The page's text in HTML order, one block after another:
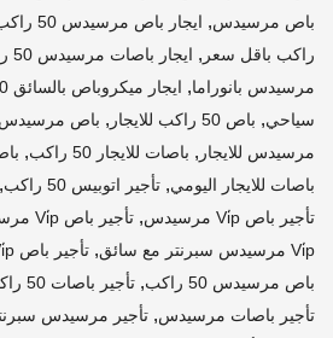
باص مرسيدس, ايجار باص مرسيدس 50 راكب
راكب باقل سعر , ايجار باصات مرسيدس 50 راكب
مرسيدس بانوراما, ايجار ميكروباص بالسائق 2020
سياحي, باص 50 راكب للايجار , باص مرسيدس 50 راكب للايجار
مرسيدس للايجار , باصات للايجار 50 راكب ,
باصات للايجار اليومي, تأجير اتوبيس 50 راكب ,
تأجير باص Vi̇p مرسيدس , تأجير باص Vi̇p مرسيدس سبرنتر
Vi̇p مرسيدس سبرنتر مع سائق
, تأجير باص Vi̇p مرسيدس فيتو
باص مرسيدس 50 راكب
, تأجير باصات 50 راكب
تأجير باصات مرسيدس, تأجير مرسيدس